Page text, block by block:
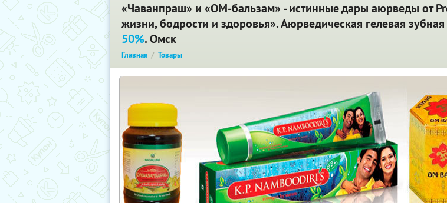
«Чаванпраш» и «ОМ-бальзам» - истинные дары аюрведы от
жизни, бодрости и здоровья». Аюрведическая гелевая
50%. Омск
Главная Товары